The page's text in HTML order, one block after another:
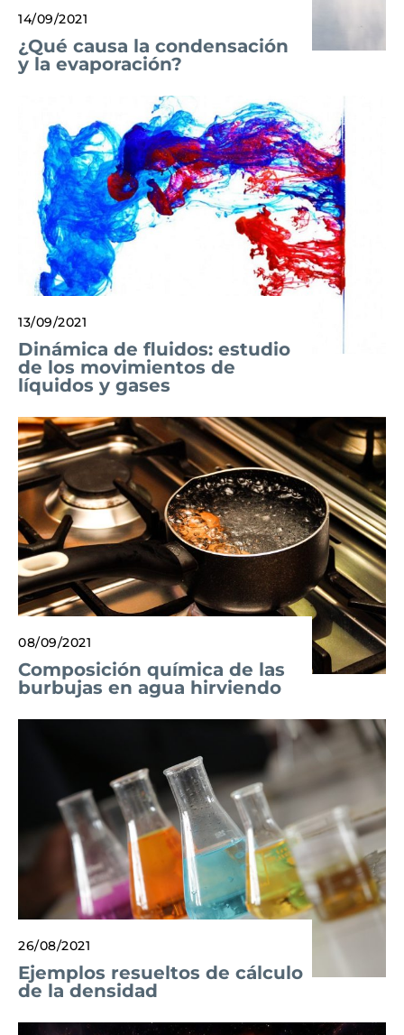
14/09/2021
¿Qué causa la condensación
y la evaporación?
13/09/2021
Dinámica de fluidos: estudio
de los movimientos de
líquidos y gases
08/09/2021
Composición química de las
burbujas en agua hirviendo
26/08/2021
Ejemplos resueltos de cálculo
de la densidad